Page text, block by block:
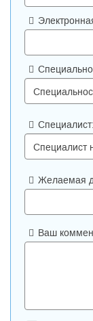
Специалист:
Желаемая
Ваш